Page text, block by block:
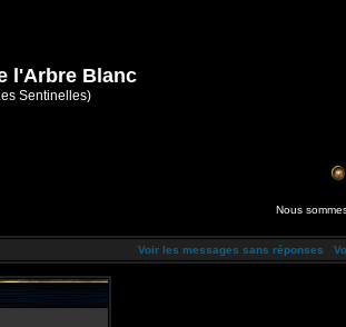
l'Arbre Blanc
Sentinelles)
Nous
Voir les messages sans réponses